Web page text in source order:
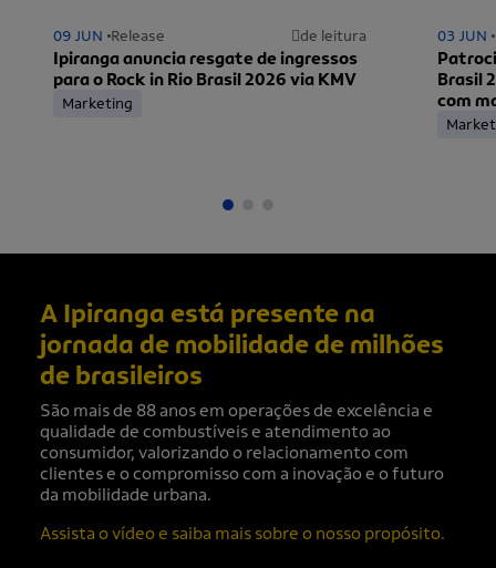
09 JUN Release de leitura
Ipiranga anuncia resgate de ingressos
para o Rock in Rio Brasil 2026 via KMV
Marketing
03 JUN
Brasil
com
A Ipiranga está presente na
jornada de mobilidade de milhões
de brasileiros
São mais de 88 anos em operações de excelência e
qualidade de combustíveis e atendimento ao
consumidor, valorizando o relacionamento com
clientes e o compromisso com a inovação e o futuro
da mobilidade urbana.
Assista o vídeo e saiba mais sobre o nosso propósito.